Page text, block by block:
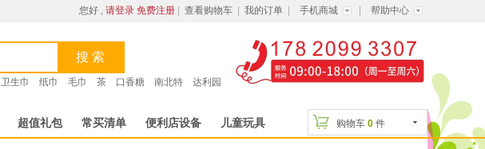
查看购物车 我的订单 手机商城 帮助中心
您好 , 请登录 免费注册
搜 索
卫生巾 纸巾 毛巾 茶 口香糖 南北特 达利园
超值礼包 常买清单 便利店设备 儿童玩具 购物车 0 件